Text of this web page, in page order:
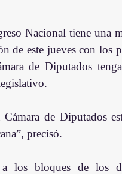
Nacional tiene una
de este jueves con los
de Diputados
de Diputados
precisó.
los bloques de los